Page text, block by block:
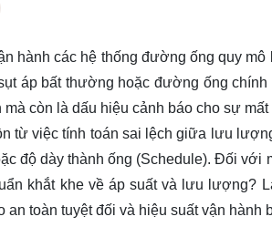
hành các hệ thống đường ống quy
áp bất thường hoặc đường ống
còn là dấu hiệu cảnh báo cho sự
từ việc tính toán sai lệch giữa lưu
độ dày thành ống (Schedule). Đối với
khắt khe về áp suất và lưu lượng?
an toàn tuyệt đối và hiệu suất vận